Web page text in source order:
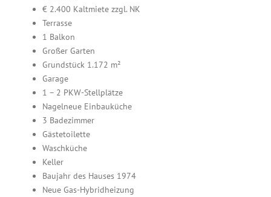
€ 2.400 Kaltmiete zzgl. NK
Terrasse
1 Balkon
Großer Garten
Grundstück 1.172 m²
Garage
1 – 2 PKW-Stellplätze
Nagelneue Einbauküche
3 Badezimmer
Gästetoilette
Waschküche
Keller
Baujahr des Hauses 1974
Neue Gas-Hybridheizung